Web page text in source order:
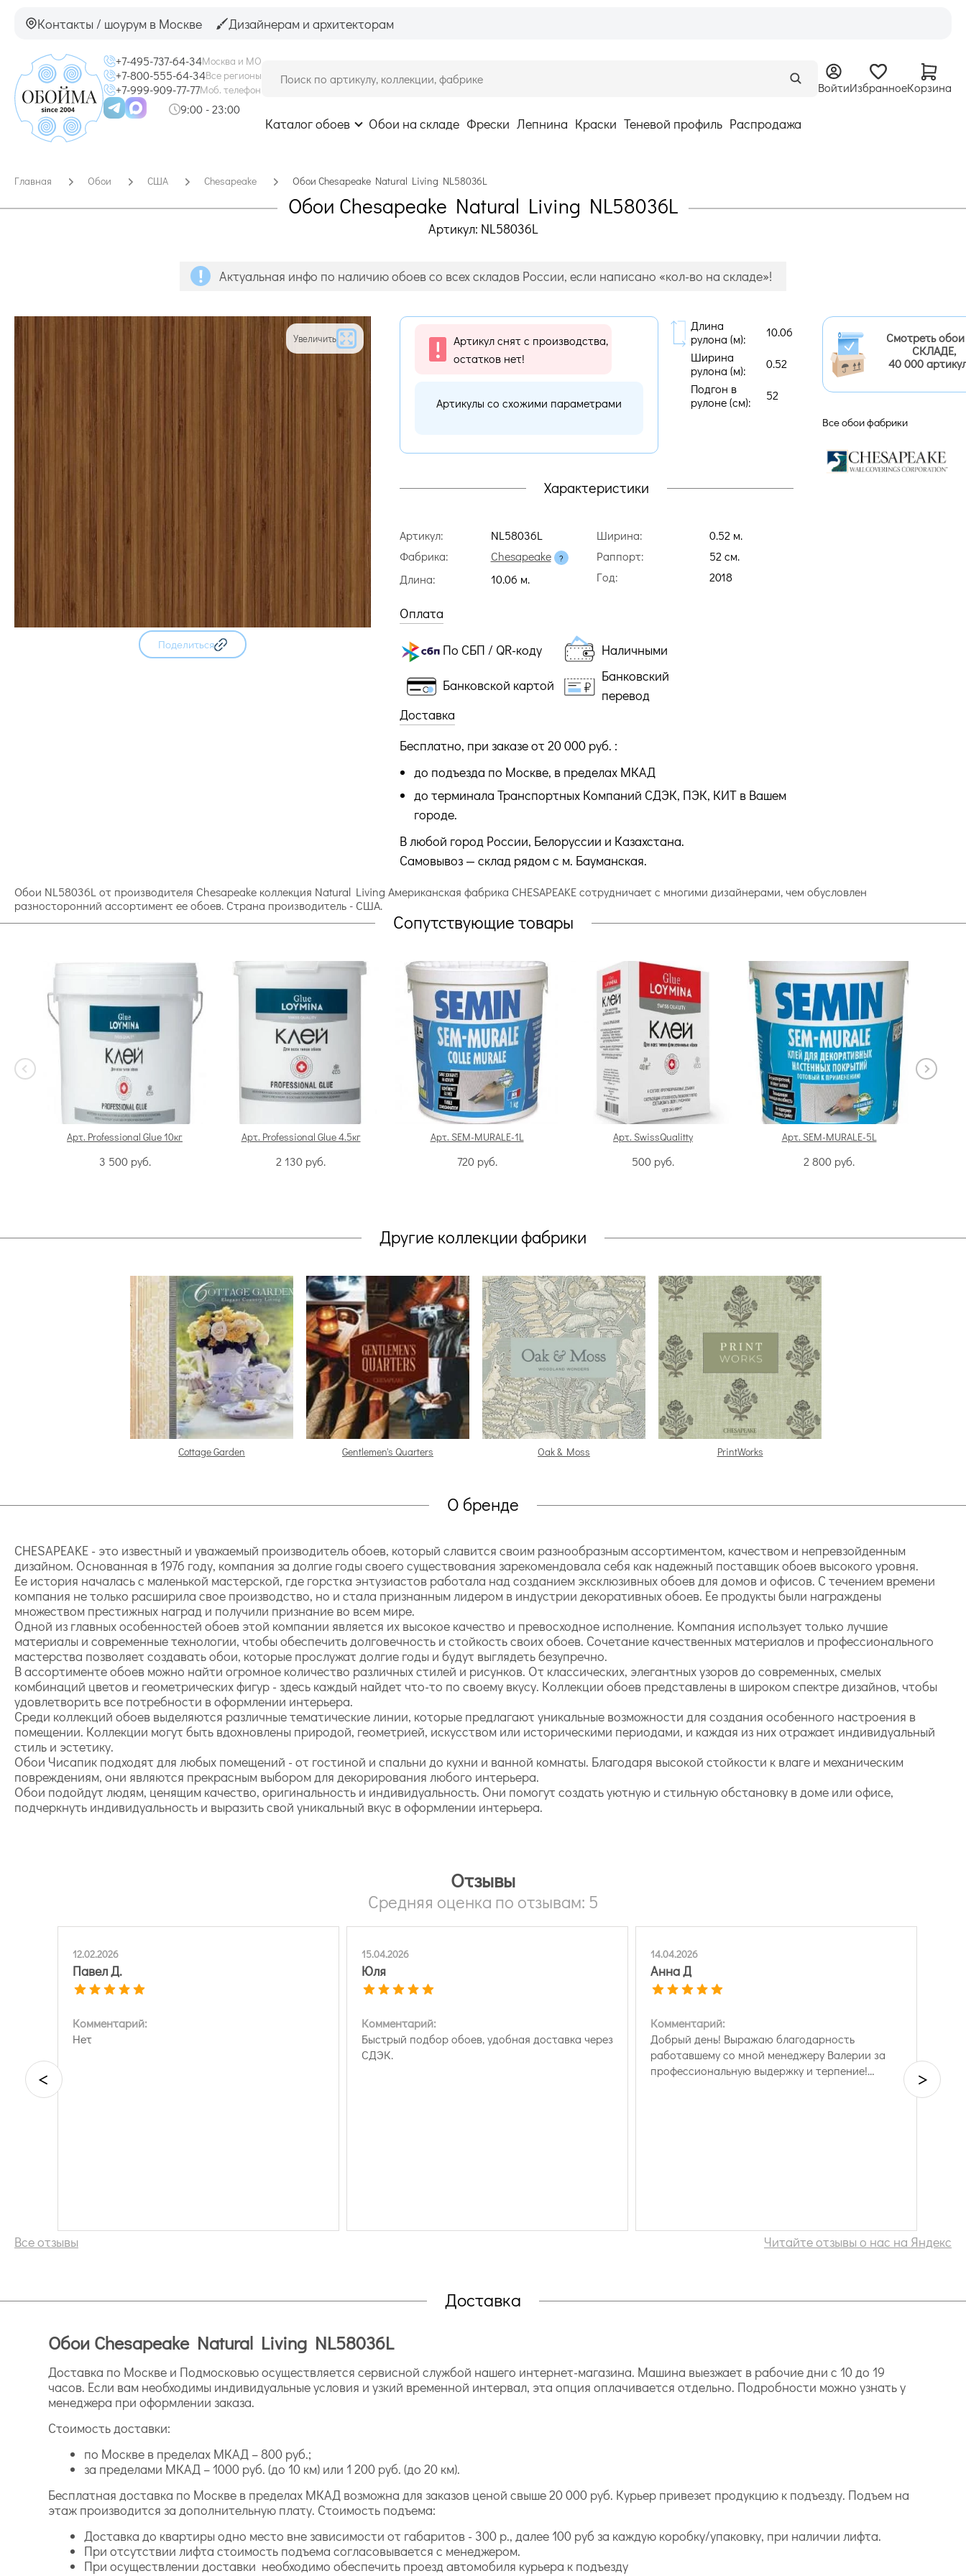
Контакты / шоурум в Москве Дизайнерам и архитекторам
+7-495-737-64-34Москва и МО
+7-800-555-64-34Все регионы
+7-999-909-77-77Моб. телефон
9:00 - 23:00
ВойтиИзбранноеКорзина
Каталог обоев Обои на складе Фрески Лепнина Краски Теневой профиль Распродажа
Главная Обои США Chesapeake Обои Chesapeake Natural Living NL58036L
Обои Chesapeake Natural Living NL58036L
Артикул: NL58036L
Актуальная инфо по наличию обоев со всех складов России, если написано «кол-во на складе»!
Увеличить
Поделиться
Артикул снят с производства,
остатков нет!
Артикулы со схожими параметрами
Длина
рулона (м):
10.06
Ширина
рулона (м):
0.52
Подгон в
рулоне (cм):
52
Характеристики
Артикул:
NL58036L
Фабрика:
Chesapeake
Длина:
10.06 м.
Ширина:
0.52 м.
Раппорт:
52 cм.
Год:
2018
Оплата
По СБП / QR-коду Наличными
Банковской картой
Банковский
перевод
Доставка
Бесплатно, при заказе от 20 000 руб. :
до подъезда по Москве, в пределах МКАД
до терминала Транспортных Компаний СДЭК, ПЭК, КИТ в Вашем
городе.
В любой город России, Белоруссии и Казахстана.
Самовывоз — склад рядом с м. Бауманская.
Смотреть
СКЛАДЕ,
40 000
Все обои фабрики
Обои NL58036L от производителя Chesapeake коллекция Natural Living Американская фабрика CHESAPEAKE сотрудничает с многими дизайнерами, чем обусловлен
разносторонний ассортимент ее обоев. Страна производитель - США.
Сопутствующие товары
Арт. Professional Glue 10кг
3 500 руб.
Арт. Professional Glue 4.5кг
2 130 руб.
Арт. SEM-MURALE-1L
720 руб.
Арт. SwissQualitty
500 руб.
Арт. SEM-MURALE-5L
2 800 руб.
Другие коллекции фабрики
Cottage Garden Gentlemen's Quarters Oak & Moss PrintWorks
О бренде
CHESAPEAKE - это известный и уважаемый производитель обоев, который славится своим разнообразным ассортиментом, качеством и непревзойденным
дизайном. Основанная в 1976 году, компания за долгие годы своего существования зарекомендовала себя как надежный поставщик обоев высокого уровня.
Ее история началась с маленькой мастерской, где горстка энтузиастов работала над созданием эксклюзивных обоев для домов и офисов. С течением времени
компания не только расширила свое производство, но и стала признанным лидером в индустрии декоративных обоев. Ее продукты были награждены
множеством престижных наград и получили признание во всем мире.
Одной из главных особенностей обоев этой компании является их высокое качество и превосходное исполнение. Компания использует только лучшие
материалы и современные технологии, чтобы обеспечить долговечность и стойкость своих обоев. Сочетание качественных материалов и профессионального
мастерства позволяет создавать обои, которые прослужат долгие годы и будут выглядеть безупречно.
В ассортименте обоев можно найти огромное количество различных стилей и рисунков. От классических, элегантных узоров до современных, смелых
комбинаций цветов и геометрических фигур - здесь каждый найдет что-то по своему вкусу. Коллекции обоев представлены в широком спектре дизайнов, чтобы
удовлетворить все потребности в оформлении интерьера.
Среди коллекций обоев выделяются различные тематические линии, которые предлагают уникальные возможности для создания особенного настроения в
помещении. Коллекции могут быть вдохновлены природой, геометрией, искусством или историческими периодами, и каждая из них отражает индивидуальный
стиль и эстетику.
Обои Чисапик подходят для любых помещений - от гостиной и спальни до кухни и ванной комнаты. Благодаря высокой стойкости к влаге и механическим
повреждениям, они являются прекрасным выбором для декорирования любого интерьера.
Обои подойдут людям, ценящим качество, оригинальность и индивидуальность. Они помогут создать уютную и стильную обстановку в доме или офисе,
подчеркнуть индивидуальность и выразить свой уникальный вкус в оформлении интерьера.
Отзывы
Средняя оценка по отзывам: 5
12.02.2026
Павел Д.
Комментарий:
Нет
15.04.2026
Юля
Комментарий:
Быстрый подбор обоев, удобная доставка через
СДЭК.
14.04.2026
Анна Д
Комментарий:
Добрый день! Выражаю благодарность
работавшему со мной менеджеру Валерии за
профессиональную выдержку и терпение!…
< >
Все отзывы Читайте отзывы о нас на Яндекс
Доставка
Обои Chesapeake Natural Living NL58036L
Доставка по Москве и Подмосковью осуществляется сервисной службой нашего интернет-магазина. Машина выезжает в рабочие дни с 10 до 19
часов. Если вам необходимы индивидуальные условия и узкий временной интервал, эта опция оплачивается отдельно. Подробности можно узнать у
менеджера при оформлении заказа.
Стоимость доставки:
по Москве в пределах МКАД – 800 руб.;
за пределами МКАД – 1000 руб. (до 10 км) или 1 200 руб. (до 20 км).
Бесплатная доставка по Москве в пределах МКАД возможна для заказов ценой свыше 20 000 руб. Курьер привезет продукцию к подъезду. Подъем на
этаж производится за дополнительную плату. Стоимость подъема:
Доставка до квартиры одно место вне зависимости от габаритов - 300 р., далее 100 руб за каждую коробку/упаковку, при наличии лифта.
При отсутствии лифта стоимость подъема согласовывается с менеджером.
При осуществлении доставки необходимо обеспечить проезд автомобиля курьера к подъезду